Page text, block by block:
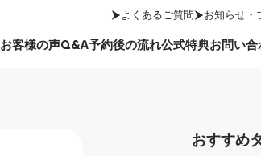
よくあるご質問 お知らせ・
お客様の声Q&A予約後の流れ公式特典お問い
おすすめ